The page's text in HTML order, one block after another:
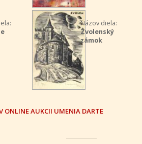
Názov diela:
Zvolenský
zámok
ONLINE AUKCII UMENIA DARTE